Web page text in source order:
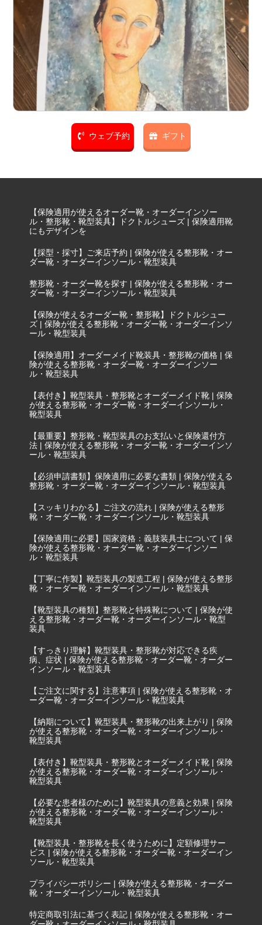
ウェブ予約 ギフト
【保険適用が使えるオーダー靴・オーダーインソー
ル・整形靴・靴型装具】ドクトルシューズ | 保険適用靴
にもデザインを
【採型・採寸】ご来店予約 | 保険が使える整形靴・オー
ダー靴・オーダーインソール・靴型装具
整形靴・オーダー靴を探す | 保険が使える整形靴・オー
ダー靴・オーダーインソール・靴型装具
【保険が使えるオーダー靴・整形靴】ドクトルシュー
ズ | 保険が使える整形靴・オーダー靴・オーダーインソ
ール・靴型装具
【保険適用】オーダーメイド靴装具・整形靴の価格 | 保
険が使える整形靴・オーダー靴・オーダーインソー
ル・靴型装具
【表付き】靴型装具・整形靴とオーダーメイド靴 | 保険
が使える整形靴・オーダー靴・オーダーインソール・
靴型装具
【最重要】整形靴・靴型装具のお支払いと保険還付方
法 | 保険が使える整形靴・オーダー靴・オーダーインソ
ール・靴型装具
【必須申請書類】保険適用に必要な書類 | 保険が使える
整形靴・オーダー靴・オーダーインソール・靴型装具
【スッキリわかる】ご注文の流れ | 保険が使える整形
靴・オーダー靴・オーダーインソール・靴型装具
【保険適用に必要】国家資格：義肢装具士について | 保
険が使える整形靴・オーダー靴・オーダーインソー
ル・靴型装具
【丁寧に作製】靴型装具の製造工程 | 保険が使える整形
靴・オーダー靴・オーダーインソール・靴型装具
【靴型装具の種類】整形靴と特殊靴について | 保険が使
える整形靴・オーダー靴・オーダーインソール・靴型
装具
【すっきり理解】靴型装具・整形靴が対応できる疾
病、症状 | 保険が使える整形靴・オーダー靴・オーダー
インソール・靴型装具
【ご注文に関する】注意事項 | 保険が使える整形靴・オ
ーダー靴・オーダーインソール・靴型装具
【納期について】靴型装具・整形靴の出来上がり | 保険
が使える整形靴・オーダー靴・オーダーインソール・
靴型装具
【表付き】靴型装具・整形靴とオーダーメイド靴 | 保険
が使える整形靴・オーダー靴・オーダーインソール・
靴型装具
【必要な患者様のために】靴型装具の意義と効果 | 保険
が使える整形靴・オーダー靴・オーダーインソール・
靴型装具
【靴型装具・整形靴を長く使うために】定額修理サー
ビス | 保険が使える整形靴・オーダー靴・オーダーイン
ソール・靴型装具
プライバシーポリシー | 保険が使える整形靴・オーダー
靴・オーダーインソール・靴型装具
特定商取引法に基づく表記 | 保険が使える整形靴・オー